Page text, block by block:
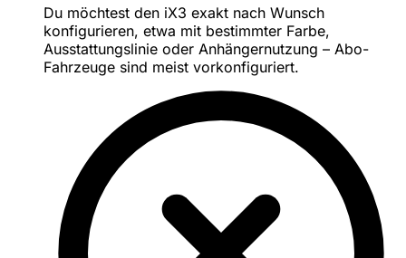
Du möchtest den iX3 exakt nach Wunsch
konfigurieren, etwa mit bestimmter Farbe,
Ausstattungslinie oder Anhängernutzung – Abo-
Fahrzeuge sind meist vorkonfiguriert.